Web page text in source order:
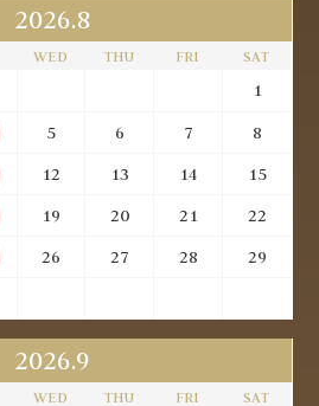
2026.8
WED THU FRI SAT
1
5 6 7
8
12 13 14
15
19 20 21
22
26 27 28
29
2026.9
WED THU FRI SAT